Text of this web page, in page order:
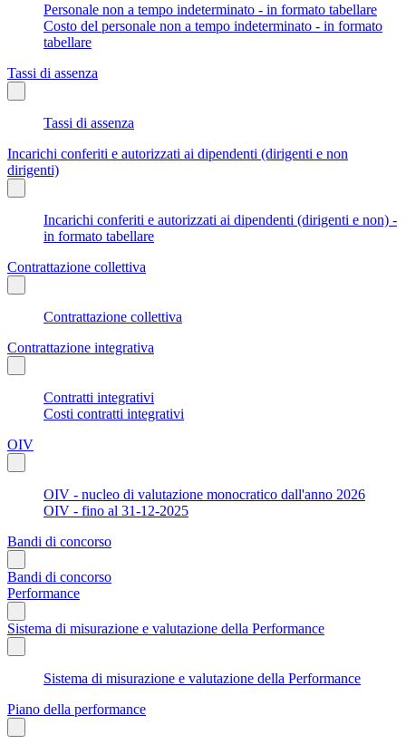
Personale non a tempo indeterminato - in formato tabellare
Costo del personale non a tempo indeterminato - in formato
tabellare
Tassi di assenza
Tassi di assenza
Incarichi conferiti e autorizzati ai dipendenti (dirigenti e non
dirigenti)
Incarichi conferiti e autorizzati ai dipendenti (dirigenti e non) -
in formato tabellare
Contrattazione collettiva
Contrattazione collettiva
Contrattazione integrativa
Contratti integrativi
Costi contratti integrativi
OIV
OIV - nucleo di valutazione monocratico dall'anno 2026
OIV - fino al 31-12-2025
Bandi di concorso
Bandi di concorso
Performance
Sistema di misurazione e valutazione della Performance
Sistema di misurazione e valutazione della Performance
Piano della performance